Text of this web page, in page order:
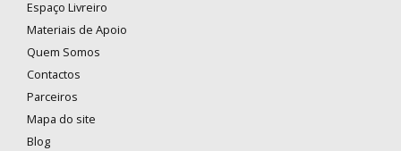
Espaço Livreiro
Materiais de Apoio
Quem Somos
Contactos
Parceiros
Mapa do site
Blog